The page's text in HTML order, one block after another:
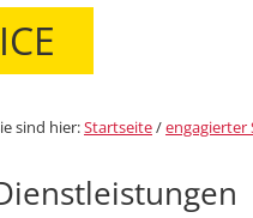
sind hier:Startseite/engagierter